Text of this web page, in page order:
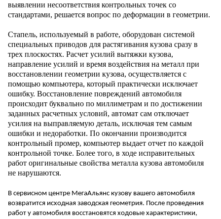
выявлении несоответствия контрольных точек со
стандартами, решается вопрос по деформации в геометрии.
Стапель, используемый в работе, оборудован системой
специальных приводов для растягивания кузова сразу в
трех плоскостях. Расчет усилий вытяжки кузова,
направление усилий и время воздействия на металл при
восстановлении геометрии кузова, осуществляется с
помощью компьютера, который практически исключает
ошибку. Восстановление повреждений автомобиля
происходит буквально по миллиметрам и по достижении
заданных расчетных условий, автомат сам отключает
усилия на выправляемую деталь, исключая тем самым
ошибки и недоработки. По окончании производится
контрольный промер, компьютер выдает отчет по каждой
контрольной точке. Более того, в ходе исправительных
работ оригинальные свойства металла кузова автомобиля
не нарушаются.
В сервисном центре МегаАльянс кузову вашего автомобиля
возвратится исходная заводская геометрия. После проведения
работ у автомобиля восстановятся ходовые характеристики,